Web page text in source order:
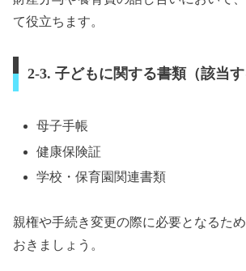
て役立ちます。
2-3. 子どもに関する書類（該当す
母子手帳
健康保険証
学校・保育園関連書類
親権や手続き変更の際に必要となるた
おきましょう。